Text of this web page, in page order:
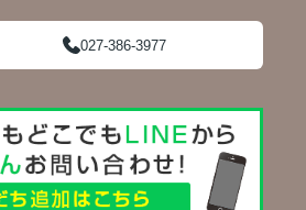
027-386-3977